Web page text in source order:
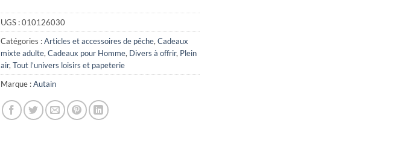
UGS :010126030
Catégories :Articles et accessoires de pêche, Cadeaux
mixte adulte, Cadeaux pour Homme, Divers à offrir, Plein
air, Tout l’univers loisirs et papeterie
Marque :Autain